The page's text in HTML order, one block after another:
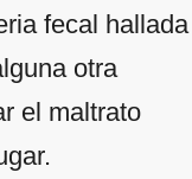
fecal hallada
otra
el maltrato